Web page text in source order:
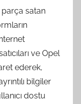
satan
ve Opel
ederek,
bilgiler
dostu